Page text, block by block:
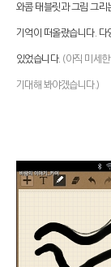
와콤 태블릿과 그림 그리
기억이 떠올랐습니다. 다
있었습니다. (아직 미세
기대해 봐야겠습니다.)